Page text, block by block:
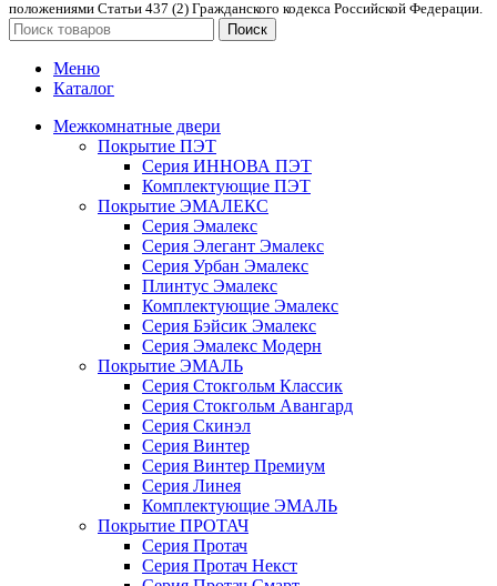
положениями Статьи 437 (2) Гражданского кодекса Российской Федерации.
Поиск
Меню
Каталог
Межкомнатные двери
Покрытие ПЭТ
Серия ИННОВА ПЭТ
Комплектующие ПЭТ
Покрытие ЭМАЛЕКС
Серия Эмалекс
Серия Элегант Эмалекс
Серия Урбан Эмалекс
Плинтус Эмалекс
Комплектующие Эмалекс
Серия Бэйсик Эмалекс
Серия Эмалекс Модерн
Покрытие ЭМАЛЬ
Серия Стокгольм Классик
Серия Стокгольм Авангард
Серия Скинэл
Серия Винтер
Серия Винтер Премиум
Серия Линея
Комплектующие ЭМАЛЬ
Покрытие ПРОТАЧ
Серия Протач
Серия Протач Некст